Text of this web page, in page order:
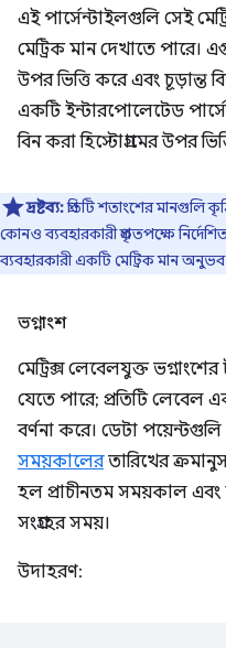
এই পার্সেন্টাইলগুলি সেই
মেট্রিক মান দেখাতে পারে।
উপর ভিত্তি করে এবং চূড়ান্ত
একটি ইন্টারপোলেটেড
বিন করা হিস্টোগ্রামের উপর
দ্রষ্টব্য:প্রতিটি শতাংশের মানগুলি
কোনও ব্যবহারকারী প্রকৃতপক্ষে
ব্যবহারকারী একটি মেট্রিক মান অনুভব
ভগ্নাংশ
মেট্রিক্স লেবেলযুক্ত
যেতে পারে; প্রতিটি লেবেল
বর্ণনা করে। ডেটা পয়েন্টগুলি
সময়কালেরতারিখের
হল প্রাচীনতম সময়কাল এবং
সংগ্রহের সময়।
উদাহরণ: